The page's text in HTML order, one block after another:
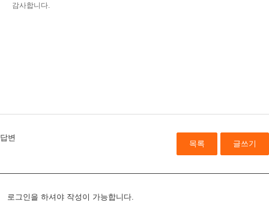
감사합니다.
답변
목록 글쓰기
로그인을 하셔야 작성이 가능합니다.